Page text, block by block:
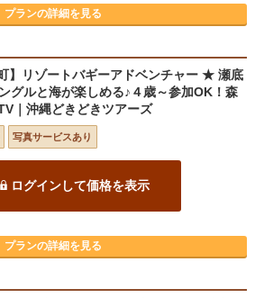
プランの詳細を見る
】リゾートバギーアドベンチャー ★ 瀬底
グルと海が楽しめる♪４歳～参加OK！森
｜沖縄どきどきツアーズ
写真サービスあり
ログインして価格を表示
プランの詳細を見る